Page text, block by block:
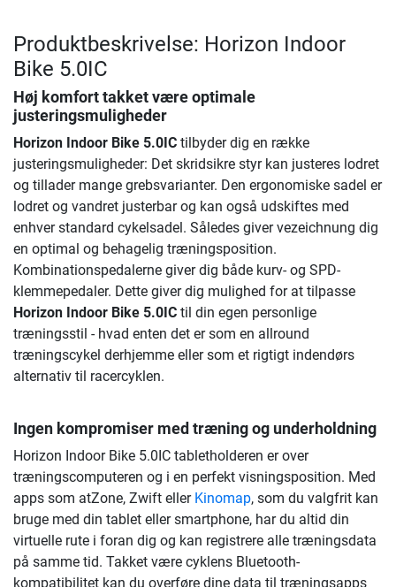
Produktbeskrivelse: Horizon Indoor
Bike 5.0IC
Høj komfort takket være optimale
justeringsmuligheder
Horizon Indoor Bike 5.0IC tilbyder dig en række
justeringsmuligheder: Det skridsikre styr kan justeres lodret
og tillader mange grebsvarianter. Den ergonomiske sadel er
lodret og vandret justerbar og kan også udskiftes med
enhver standard cykelsadel. Således giver vezeichnung dig
en optimal og behagelig træningsposition.
Kombinationspedalerne giver dig både kurv- og SPD-
klemmepedaler. Dette giver dig mulighed for at tilpasse
Horizon Indoor Bike 5.0IC til din egen personlige
træningsstil - hvad enten det er som en allround
træningscykel derhjemme eller som et rigtigt indendørs
alternativ til racercyklen.
Ingen kompromiser med træning og underholdning
Horizon Indoor Bike 5.0IC tabletholderen er over
træningscomputeren og i en perfekt visningsposition. Med
apps som atZone, Zwift eller Kinomap, som du valgfrit kan
bruge med din tablet eller smartphone, har du altid din
virtuelle rute i foran dig og kan registrere alle træningsdata
på samme tid. Takket være cyklens Bluetooth-
kompatibilitet kan du overføre dine data til træningsapps